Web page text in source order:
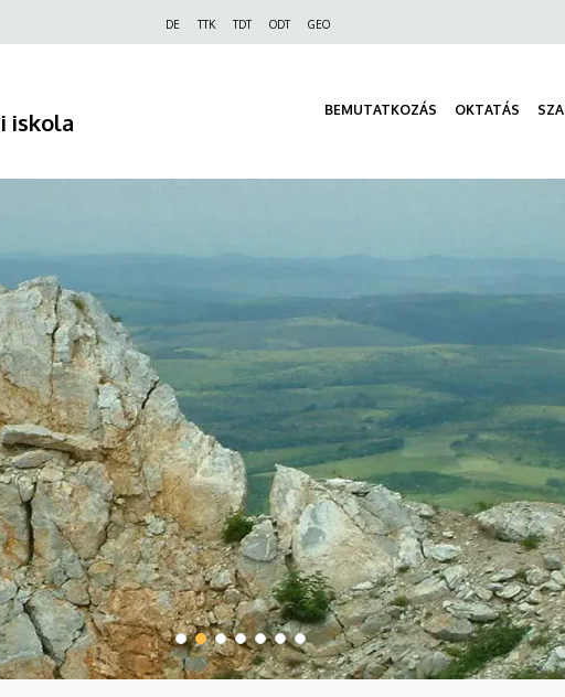
DE TTK TDT ODT GEO
iskola BEMUTATKOZÁS OKTATÁS